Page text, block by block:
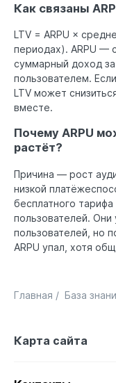
Как связаны
LTV = ARPU ×
периодах). ARPU —
суммарный доход
пользователем.
LTV может
вместе.
Почему ARPU
растёт?
Причина — рост
низкой
бесплатного
пользователей.
пользователей, но
ARPU упал, хотя
Главная / База
Карта сайта